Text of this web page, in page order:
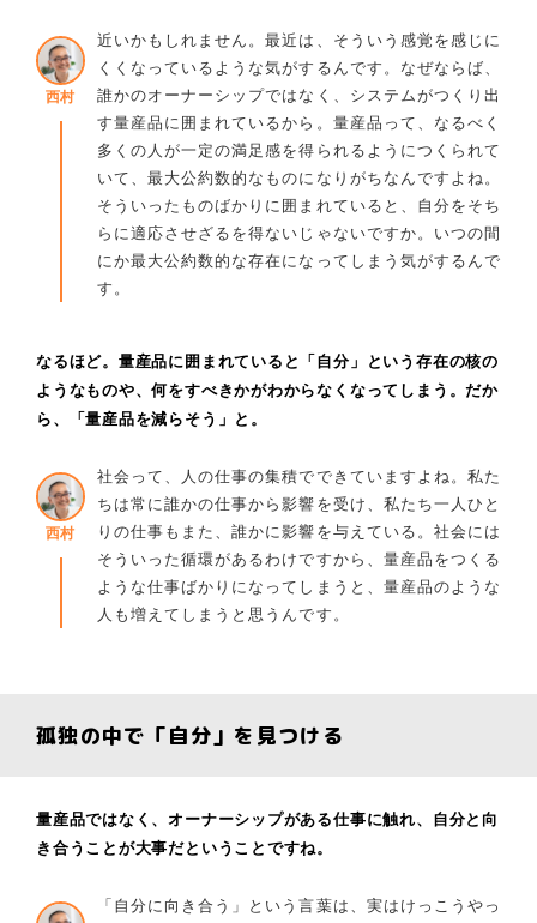
西村
近いかもしれません。最近は、そういう感覚を感じに
くくなっているような気がするんです。なぜならば、
誰かのオーナーシップではなく、システムがつくり出
す量産品に囲まれているから。量産品って、なるべく
多くの人が一定の満足感を得られるようにつくられて
いて、最大公約数的なものになりがちなんですよね。
そういったものばかりに囲まれていると、自分をそち
らに適応させざるを得ないじゃないですか。いつの間
にか最大公約数的な存在になってしまう気がするんで
す。
なるほど。量産品に囲まれていると「自分」という存在の核の
ようなものや、何をすべきかがわからなくなってしまう。だか
ら、「量産品を減らそう」と。
西村
社会って、人の仕事の集積でできていますよね。私た
ちは常に誰かの仕事から影響を受け、私たち一人ひと
りの仕事もまた、誰かに影響を与えている。社会には
そういった循環があるわけですから、量産品をつくる
ような仕事ばかりになってしまうと、量産品のような
人も増えてしまうと思うんです。
孤独の中で「自分」を見つける
量産品ではなく、オーナーシップがある仕事に触れ、自分と向
き合うことが大事だということですね。
「自分に向き合う」という言葉は、実はけっこうやっ